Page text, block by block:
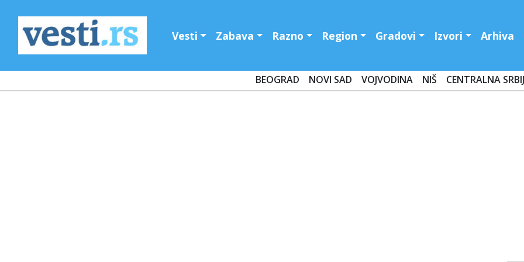
Vesti Zabava Razno Region Gradovi Izvori Arhiva
BEOGRAD NOVI SAD VOJVODINA NIŠ CENTRALNA